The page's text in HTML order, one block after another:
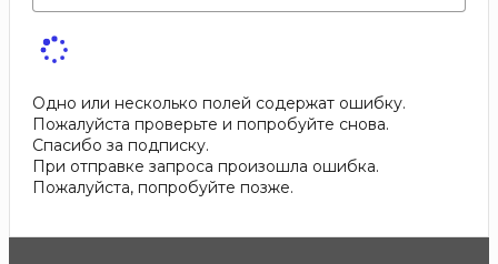
Одно или несколько полей содержат ошибку.
Пожалуйста проверьте и попробуйте снова.
Спасибо за подписку.
При отправке запроса произошла ошибка.
Пожалуйста, попробуйте позже.